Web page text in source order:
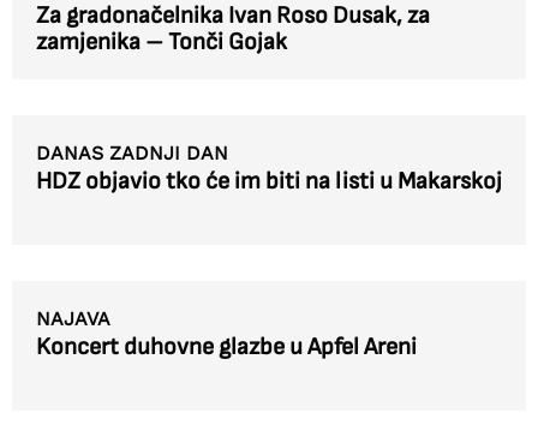
Za gradonačelnika Ivan Roso Dusak, za
zamjenika – Tonči Gojak
DANAS ZADNJI DAN
HDZ objavio tko će im biti na listi u Makarskoj
NAJAVA
Koncert duhovne glazbe u Apfel Areni